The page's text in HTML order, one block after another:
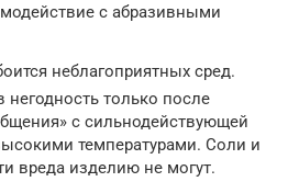
с абразивными
неблагоприятных сред.
только после
с сильнодействующей
температурами. Соли и
вреда изделию не могут.